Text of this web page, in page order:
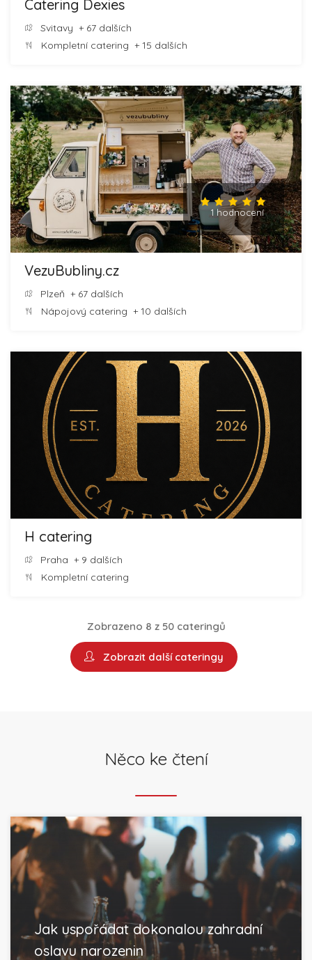
Catering Dexies
Svitavy + 67 dalších
Kompletní catering + 15 dalších
1 hodnocení
VezuBubliny.cz
Plzeň + 67 dalších
Nápojový catering + 10 dalších
H catering
Praha + 9 dalších
Kompletní catering
Zobrazeno 8 z 50 cateringů
Zobrazit další cateringy
Něco ke čtení
Jak uspořádat dokonalou zahradní
oslavu narozenin